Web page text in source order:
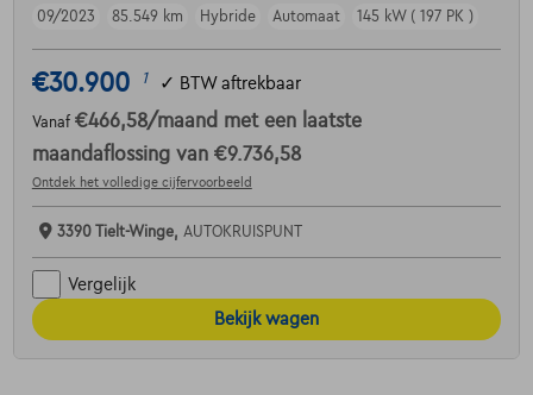
09/2023
85.549 km Hybride Automaat 145 kW ( 197 PK )
€30.900 1 ✓ BTW aftrekbaar
Vanaf €466,58/maand met een laatste
maandaflossing van €9.736,58
Ontdek het volledige cijfervoorbeeld
3390 Tielt-Winge, AUTOKRUISPUNT
Vergelijk
Bekijk wagen